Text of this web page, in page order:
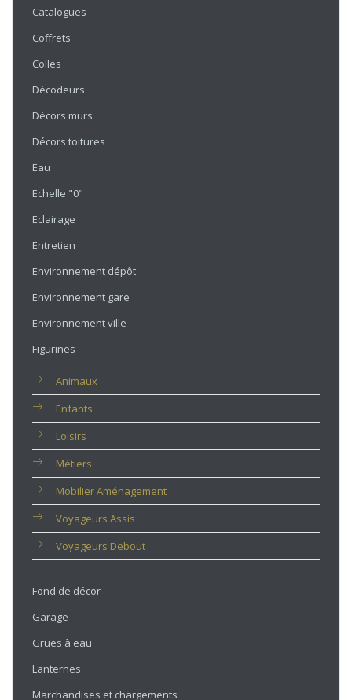
Catalogues
Coffrets
Colles
Décodeurs
Décors murs
Décors toitures
Eau
Echelle "0"
Eclairage
Entretien
Environnement dépôt
Environnement gare
Environnement ville
Figurines
Animaux
Enfants
Loisirs
Métiers
Mobilier Aménagement
Voyageurs Assis
Voyageurs Debout
Fond de décor
Garage
Grues à eau
Lanternes
Marchandises et chargements